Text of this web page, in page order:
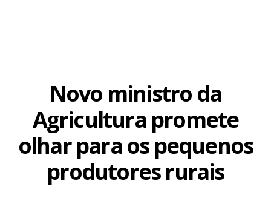
Novo ministro da
Agricultura promete
olhar para os pequenos
produtores rurais